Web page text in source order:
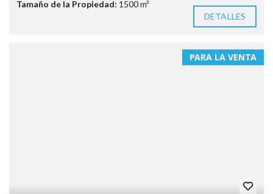
Tamaño de la Propiedad: 1500 m²
DETALLES
PARA LA VENTA